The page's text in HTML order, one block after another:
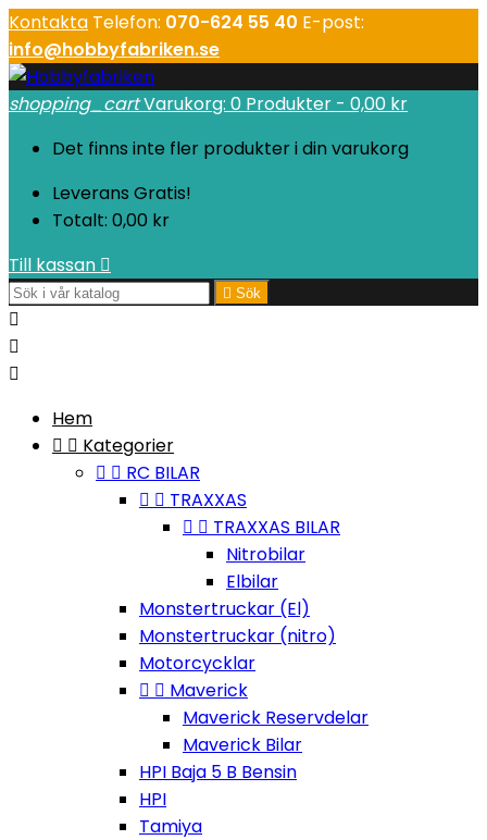
Kontakta Telefon: 070-624 55 40 E-post:
info@hobbyfabriken.se
shopping_cartVarukorg: 0 Produkter - 0,00 kr
Det finns inte fler produkter i din varukorg
Leverans Gratis!
Totalt: 0,00 kr
Till kassan 
 Sök



Hem
  Kategorier
  RC BILAR
  TRAXXAS
  TRAXXAS BILAR
Nitrobilar
Elbilar
Monstertruckar (El)
Monstertruckar (nitro)
Motorcycklar
  Maverick
Maverick Reservdelar
Maverick Bilar
HPI Baja 5 B Bensin
HPI
Tamiya